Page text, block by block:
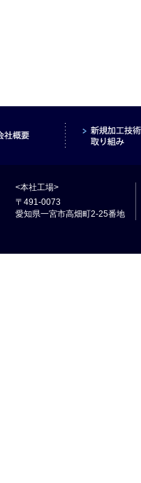
<本社工場>
〒491-0073
愛知県一宮市高畑町2-25番地